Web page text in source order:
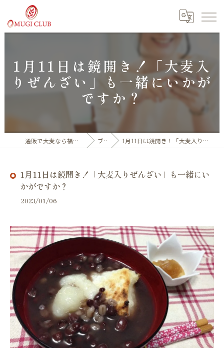
1月11日は鏡開き！「大麦入
りぜんざい」も一緒にいかが
ですか？
通販で大麦なら福井産100%の大麦倶楽部 ブログ 1月11日は鏡開き！「大麦入りぜんざい」も一緒にいかがですか？
1月11日は鏡開き！「大麦入りぜんざい」も一緒にい
かがですか？
2023/01/06